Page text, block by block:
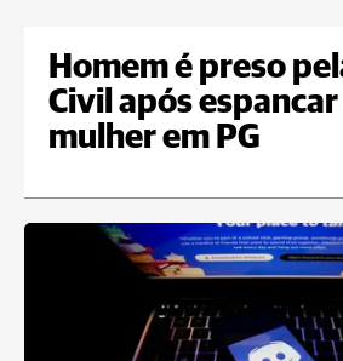
Homem é preso
Civil após espancar
mulher em PG